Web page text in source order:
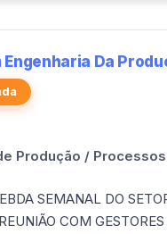
Engenharia Da
Produção / Processos
SEMANAL DO
COM